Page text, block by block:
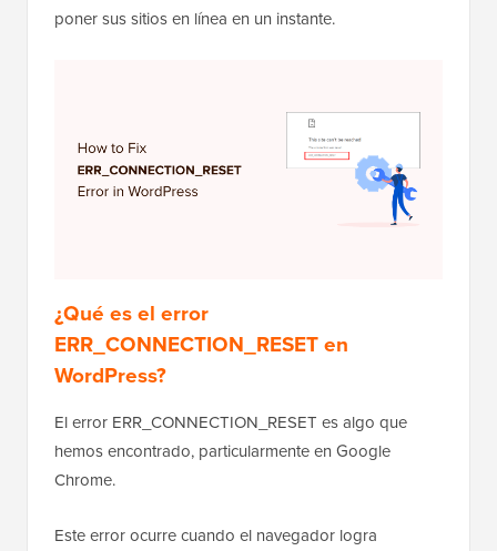
poner sus sitios en línea en un instante.
¿Qué es el error
ERR_CONNECTION_RESET en
WordPress?
El error ERR_CONNECTION_RESET es algo que
hemos encontrado, particularmente en Google
Chrome.
Este error ocurre cuando el navegador logra